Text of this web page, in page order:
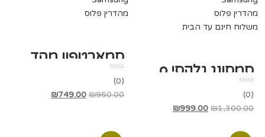
מהדרין פלוס
משלוח חינם עד הבית
(0)
₪1,300.00
המחיר ₪999.00
מהדרין פלוס
(0)
₪950.00
המחיר ₪749.00